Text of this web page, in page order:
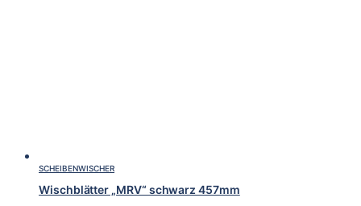
SCHEIBENWISCHER
Wischblätter „MRV“ schwarz 457mm